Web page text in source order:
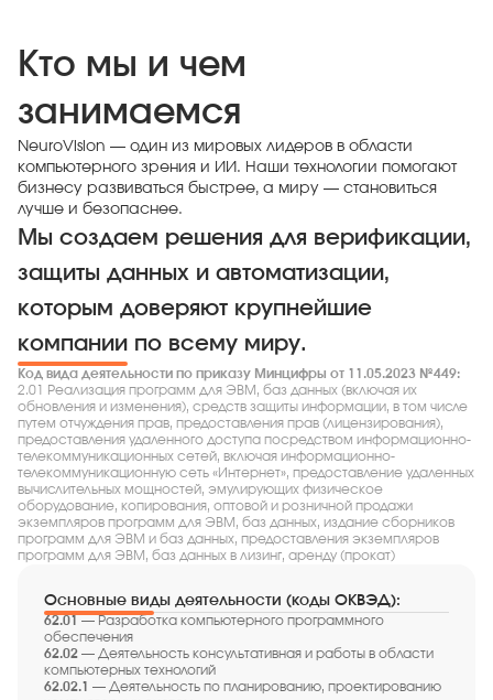
Кто мы и чем
занимаемся
NeuroVision — один из мировых лидеров в области
компьютерного зрения и ИИ. Наши технологии помогают
бизнесу развиваться быстрее, а миру — становиться
лучше и безопаснее.
Мы создаем решения для верификации,
защиты данных и автоматизации,
которым доверяют крупнейшие
компании по всему миру.
Код вида деятельности по приказу Минцифры от 11.05.2023 №449:
2.01 Реализация программ для ЭВМ, баз данных (включая их
обновления и изменения), средств защиты информации, в том числе
путем отчуждения прав, предоставления прав (лицензирования),
предоставления удаленного доступа посредством информационно-
телекоммуникационных сетей, включая информационно-
телекоммуникационную сеть «Интернет», предоставление удаленных
вычислительных мощностей, эмулирующих физическое
оборудование, копирования, оптовой и розничной продажи
экземпляров программ для ЭВМ, баз данных, издание сборников
программ для ЭВМ и баз данных, предоставления экземпляров
программ для ЭВМ, баз данных в лизинг, аренду (прокат)
Основные виды деятельности (коды ОКВЭД):
62.01 — Разработка компьютерного программного
обеспечения
62.02 — Деятельность консультативная и работы в области
компьютерных технологий
62.02.1 — Деятельность по планированию, проектированию